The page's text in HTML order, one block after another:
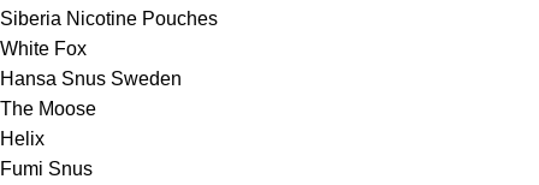
Siberia Nicotine Pouches
White Fox
Hansa Snus Sweden
The Moose
Helix
Fumi Snus